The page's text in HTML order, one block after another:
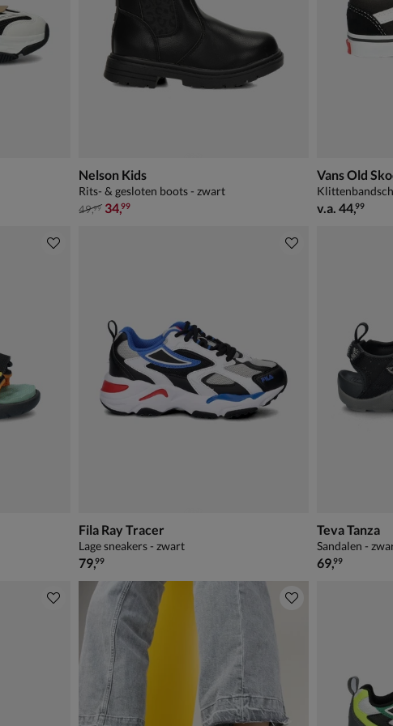
Nelson Kids
Rits- & gesloten boots - zwart
van € 49,99 voor € 34,99
49,99 34,99
Vans Old
vanaf € 44,99
v.a. 44,99
Fila Ray Tracer
Lage sneakers - zwart
€ 79,99
79,99
Teva Tanza
Sandalen -
€ 69,99
69,99